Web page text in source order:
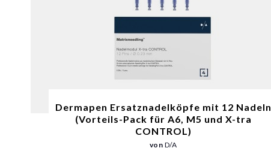
Dermapen Ersatznadelköpfe mit 12 Nadeln
(Vorteils-Pack für A6, M5 und X-tra
CONTROL)
von D/A